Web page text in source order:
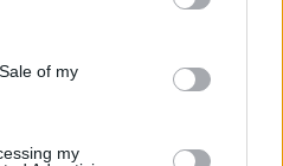
and its third-party tags to
purposes in below Google
of my
my
diplomata.